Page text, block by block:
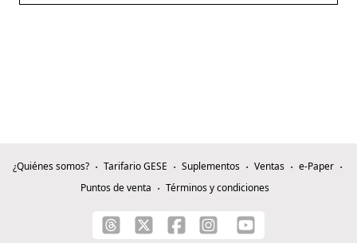
¿Quiénes somos? Tarifario GESE Suplementos Ventas
e-Paper
Puntos de venta
Términos y condiciones